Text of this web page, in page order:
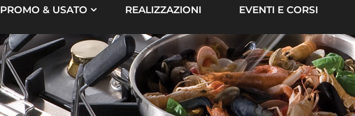
PROMO & USATO REALIZZAZIONI EVENTI E CORSI